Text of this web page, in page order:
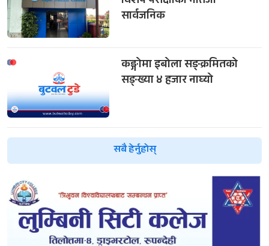
सार्वजनिक
कङ्गोमा इबोला सङ्क्रमितको
सङ्ख्या ४ हजार नाघ्यो
सबै हेर्नुहोस्